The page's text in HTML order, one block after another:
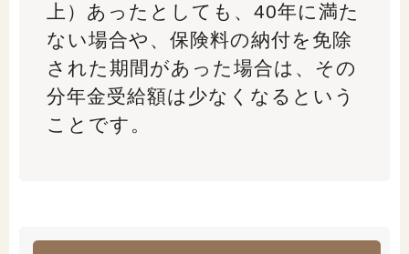
上）あったとしても、40年に満た
ない場合や、保険料の納付を免除
された期間があった場合は、その
分年金受給額は少なくなるという
ことです。